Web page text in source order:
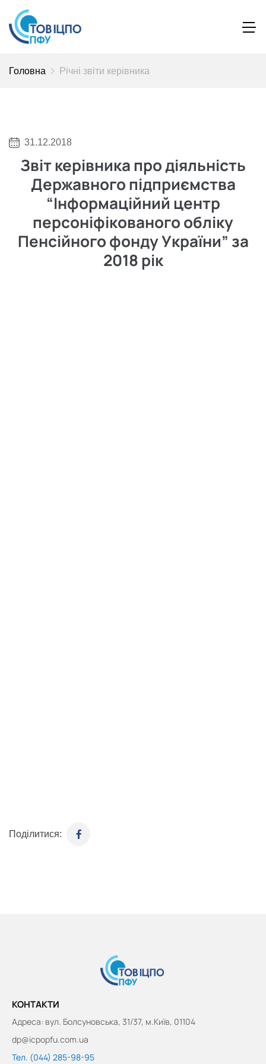
Головна Річні звіти керівника
31.12.2018
Звіт керівника про діяльність
Державного підприємства
“Інформаційний центр
персоніфікованого обліку
Пенсійного фонду України” за
2018 рік
Поділитися:
КОНТАКТИ
Адреса: вул. Болсуновська, 31/37, м.Київ, 01104
dp@icpopfu.com.ua
Тел. (044) 285-98-95